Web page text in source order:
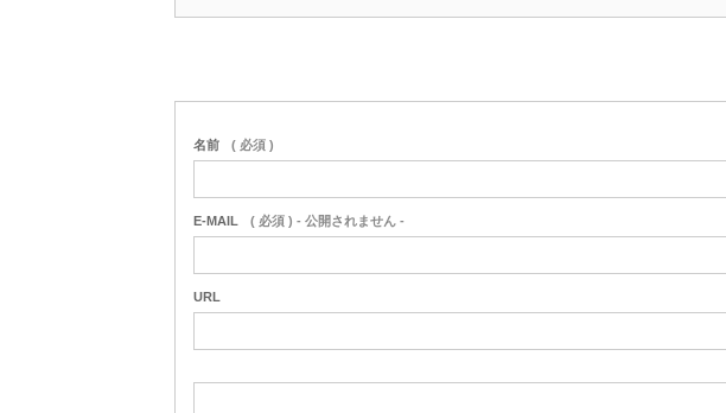
名前 ( 必須 )
E-MAIL ( 必須 ) - 公開されません -
URL